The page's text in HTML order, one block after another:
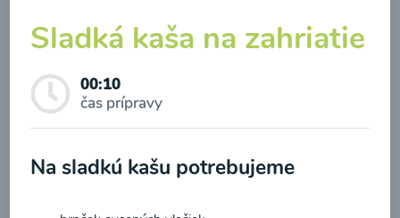
Sladká kaša na zahriatie
00:10
čas prípravy
Na sladkú kašu potrebujeme
Odber noviniek a akcií
Odoslaním registrácie na Newsletter súhlasím so